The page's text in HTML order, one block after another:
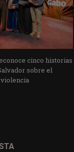
cinco historias
sobre el